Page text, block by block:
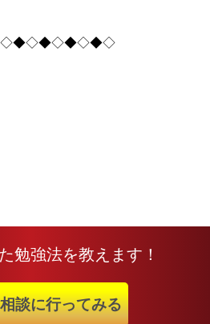
勉強法を教えます！
談に行ってみる